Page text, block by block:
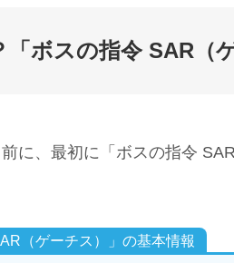
「ボスの指令 SAR（
に、最初に「ボスの指令
（ゲーチス）」の基本情報